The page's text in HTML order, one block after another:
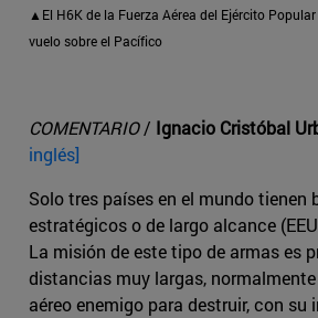
▲El H6K de la Fuerza Aérea del Ejército
vuelo sobre el Pacífico
COMENTARIO/ Ignacio Cristóbal
inglés]
Solo tres países en el mundo tienen
estratégicos o de largo alcance
La misión de este tipo de armas es
distancias muy largas,
aéreo enemigo para destruir, con